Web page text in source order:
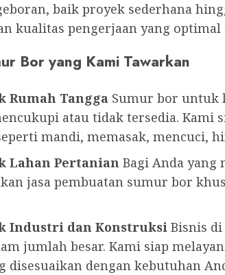
baik proyek sederhana
kualitas pengerjaan yang
Bor yang Kami Tawarkan
Rumah Tangga Sumur bor untuk
atau tidak tersedia.
mandi, memasak, mencuci,
Lahan Pertanian Bagi Anda
jasa pembuatan sumur bor
Industri dan Konstruksi Bisnis
jumlah besar. Kami siap
disesuaikan dengan kebutuhan